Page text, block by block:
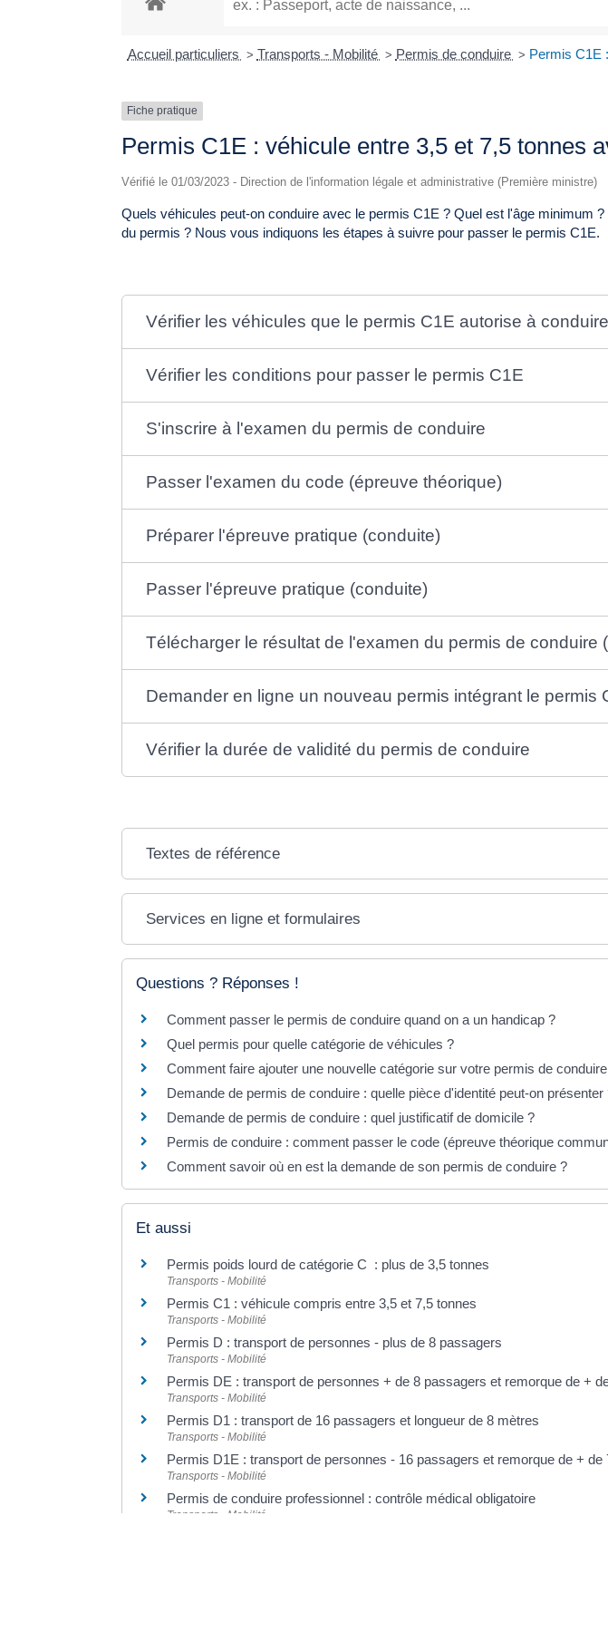
Accueil particuliers > Transports - Mobilité > Permis de conduire > Permis C1E
Fiche pratique
Permis C1E : véhicule entre 3,5 et 7,5 tonnes
Vérifié le 01/03/2023 - Direction de l'information légale et administrative (Première ministre)
Quels véhicules peut-on conduire avec le permis C1E ? Quel est l'âge minimum
du permis ? Nous vous indiquons les étapes à suivre pour passer le permis C1E.
Vérifier les véhicules que le permis C1E autorise à conduire
Vérifier les conditions pour passer le permis C1E
S'inscrire à l'examen du permis de conduire
Passer l'examen du code (épreuve théorique)
Préparer l'épreuve pratique (conduite)
Passer l'épreuve pratique (conduite)
Télécharger le résultat de l'examen du permis de conduire
Demander en ligne un nouveau permis intégrant le permis
Vérifier la durée de validité du permis de conduire
Textes de référence
Services en ligne et formulaires
Questions ? Réponses !
Comment passer le permis de conduire quand on a un handicap ?
Quel permis pour quelle catégorie de véhicules ?
Comment faire ajouter une nouvelle catégorie sur votre permis de
Demande de permis de conduire : quelle pièce d'identité peut-on présenter
Demande de permis de conduire : quel justificatif de domicile ?
Permis de conduire : comment passer le code (épreuve théorique
Comment savoir où en est la demande de son permis de conduire ?
Et aussi
Permis poids lourd de catégorie C : plus de 3,5 tonnes
Transports - Mobilité
Permis C1 : véhicule compris entre 3,5 et 7,5 tonnes
Transports - Mobilité
Permis D : transport de personnes - plus de 8 passagers
Transports - Mobilité
Permis DE : transport de personnes + de 8 passagers et remorque de +
Transports - Mobilité
Permis D1 : transport de 16 passagers et longueur de 8 mètres
Transports - Mobilité
Permis D1E : transport de personnes - 16 passagers et remorque de + de
Transports - Mobilité
Permis de conduire professionnel : contrôle médical obligatoire
Transports - Mobilité